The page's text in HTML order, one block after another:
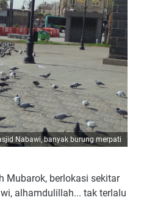
Nabawi, banyak burung merpati
Mubarok, berlokasi sekitar
alhamdulillah... tak terlalu